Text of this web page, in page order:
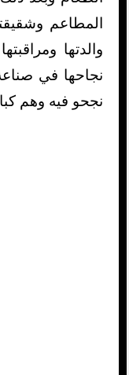
المطاعم
والدتها
نجاحها في
نجحو فيه وهم